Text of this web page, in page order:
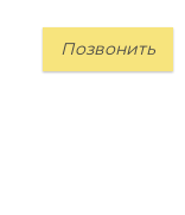
Позвонить